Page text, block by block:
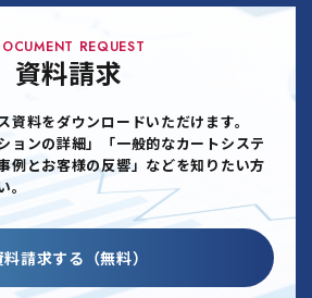
REQUEST
資料請求
資料をダウンロードいただけます。
ョンの詳細」「一般的なカートシステ
例とお客様の反響」などを知りたい方
料請求する（無料）